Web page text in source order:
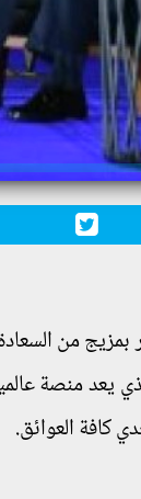
من
يعد منصة
كافة العوائق.